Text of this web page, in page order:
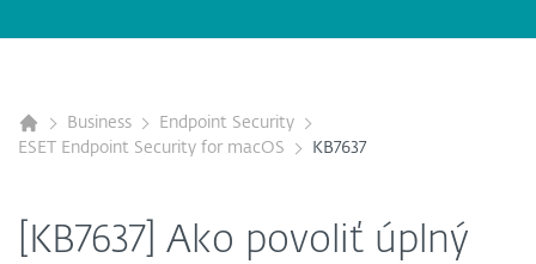
Business
Endpoint Security
ESET Endpoint Security for macOS
KB7637
[KB7637] Ako povoliť úplný